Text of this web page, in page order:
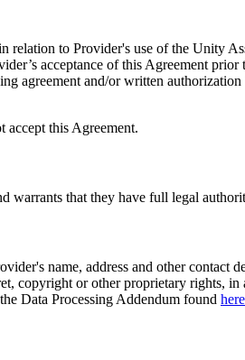
to Provider's use of the Unity
acceptance of this Agreement
agreement and/or written
accept this Agreement.
warrants that they have full legal
name, address and other contact
copyright or other proprietary rights,
Data Processing Addendum found here